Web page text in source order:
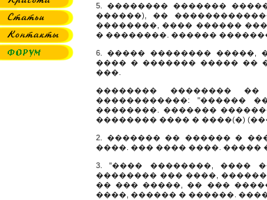
5. �������� �������
������), ��
��������, ���� ������
� ��������. ������ �������
6. ����� �������� �����,
���� � ������� ����� ��
���.
�������� ��������
������������: "������
��������. �������
�������� ���� � ����(�)
2. ������� �� ������ �
����. ��� ���� ����. �����
3. "���� ��������, ����
�������� ��� ����,
�� ��� �����, �� ���
����, ������ � ������.